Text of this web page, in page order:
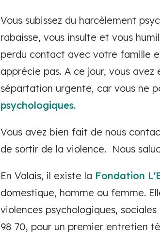
Vous subissez du harcèlement
rabaisse, vous insulte et vous
perdu contact avec votre famille
apprécie pas. A ce jour, vous
sépartation urgente, car vous ne
psychologiques.
Vous avez bien fait de nous
de sortir de la violence. Nous
En Valais, il existe la Fondation
domestique, homme ou femme.
violences psychologiques,
98 70, pour un premier entretien